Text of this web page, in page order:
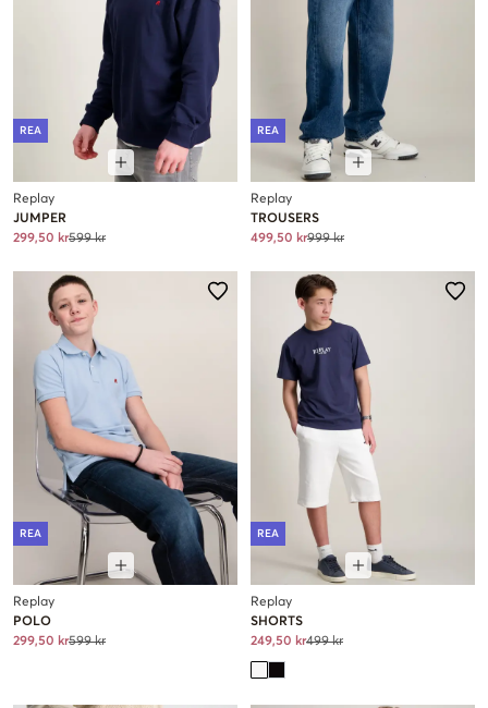
REA
Replay
JUMPER
299,50 kr599 kr
REA
Replay
TROUSERS
499,50 kr999 kr
REA
Replay
POLO
299,50 kr599 kr
REA
Replay
SHORTS
249,50 kr499 kr